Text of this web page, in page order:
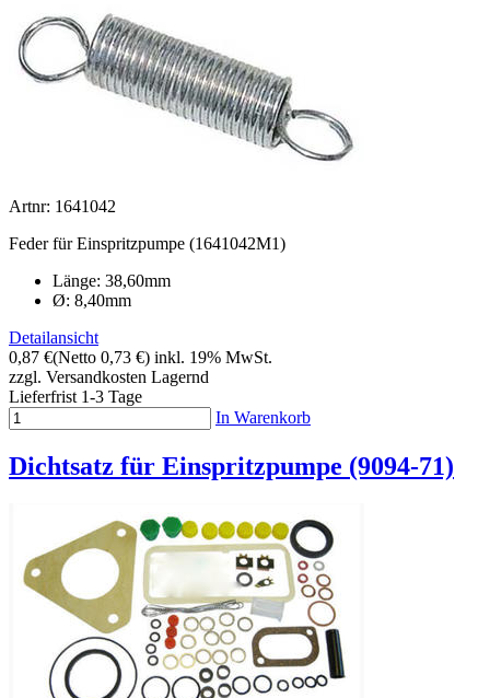
Artnr: 1641042
Feder für Einspritzpumpe (1641042M1)
Länge: 38,60mm
Ø: 8,40mm
Detailansicht
0,87 €(Netto 0,73 €) inkl. 19% MwSt.
zzgl. Versandkosten Lagernd
Lieferfrist 1-3 Tage
In Warenkorb
Dichtsatz für Einspritzpumpe (9094-71)